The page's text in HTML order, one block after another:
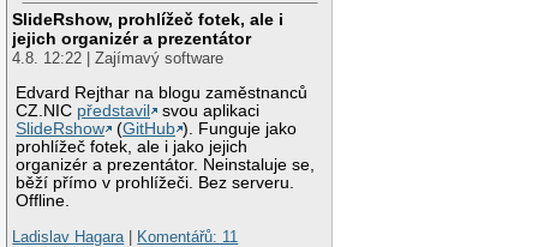
SlideRshow, prohlížeč fotek, ale i
jejich organizér a prezentátor
4.8. 12:22 | Zajímavý software
Edvard Rejthar na blogu zaměstnanců
CZ.NIC představil
svou aplikaci
SlideRshow
(GitHub ). Funguje jako
prohlížeč fotek, ale i jako jejich
organizér a prezentátor. Neinstaluje se,
běží přímo v prohlížeči. Bez serveru.
Offline.
Ladislav Hagara | Komentářů: 11